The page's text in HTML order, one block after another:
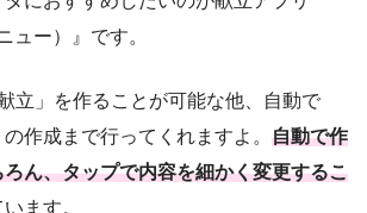
ュー）』です。
立」を作ることが可能な他、自動で
の作成まで行ってくれますよ。 自動で作
ん、タップで内容を細かく変更するこ
ます。